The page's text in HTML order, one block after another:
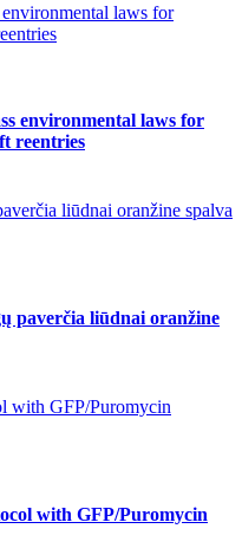
laws for
environmental laws for
reentries
liūdnai oranžine spalva
paverčia liūdnai oranžine
with GFP/Puromycin
with GFP/Puromycin